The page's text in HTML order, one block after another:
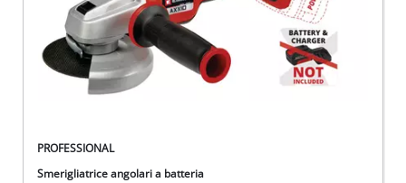
PROFESSIONAL
Smerigliatrice angolari a batteria